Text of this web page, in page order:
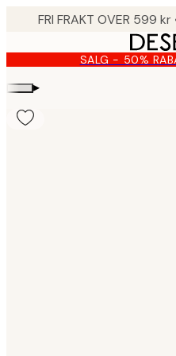
content.
SALG - 50%
▸